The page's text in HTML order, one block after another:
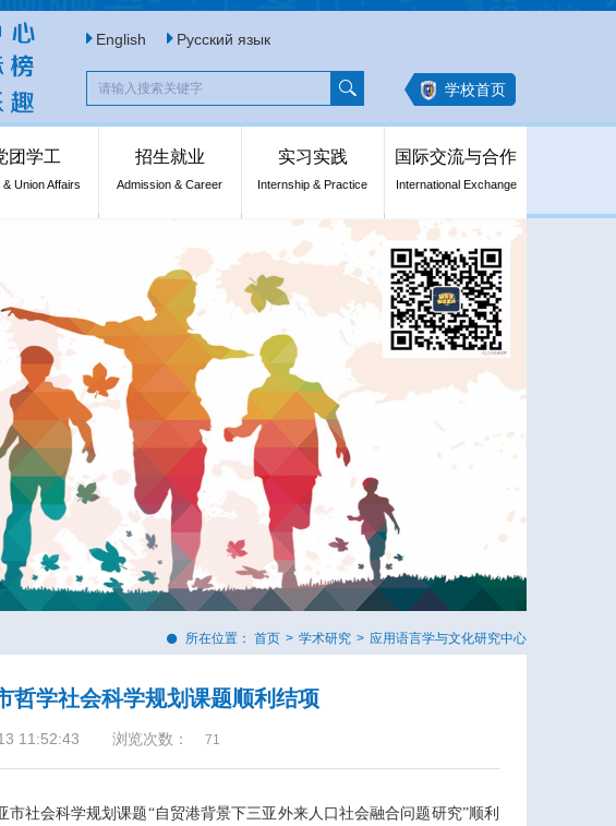
English Русский язык
学校首页
团学工
& Union Affairs
招生就业
Admission & Career
实习实践
Internship & Practice
国际交流与合作
International Exchange
所在位置： 首页 > 学术研究 > 应用语言学与文化研究中心
哲学社会科学规划课题顺利结项
11:52:43 浏览次数： 71
社会科学规划课题“自贸港背景下三亚外来人口社会融合问题研究”顺利